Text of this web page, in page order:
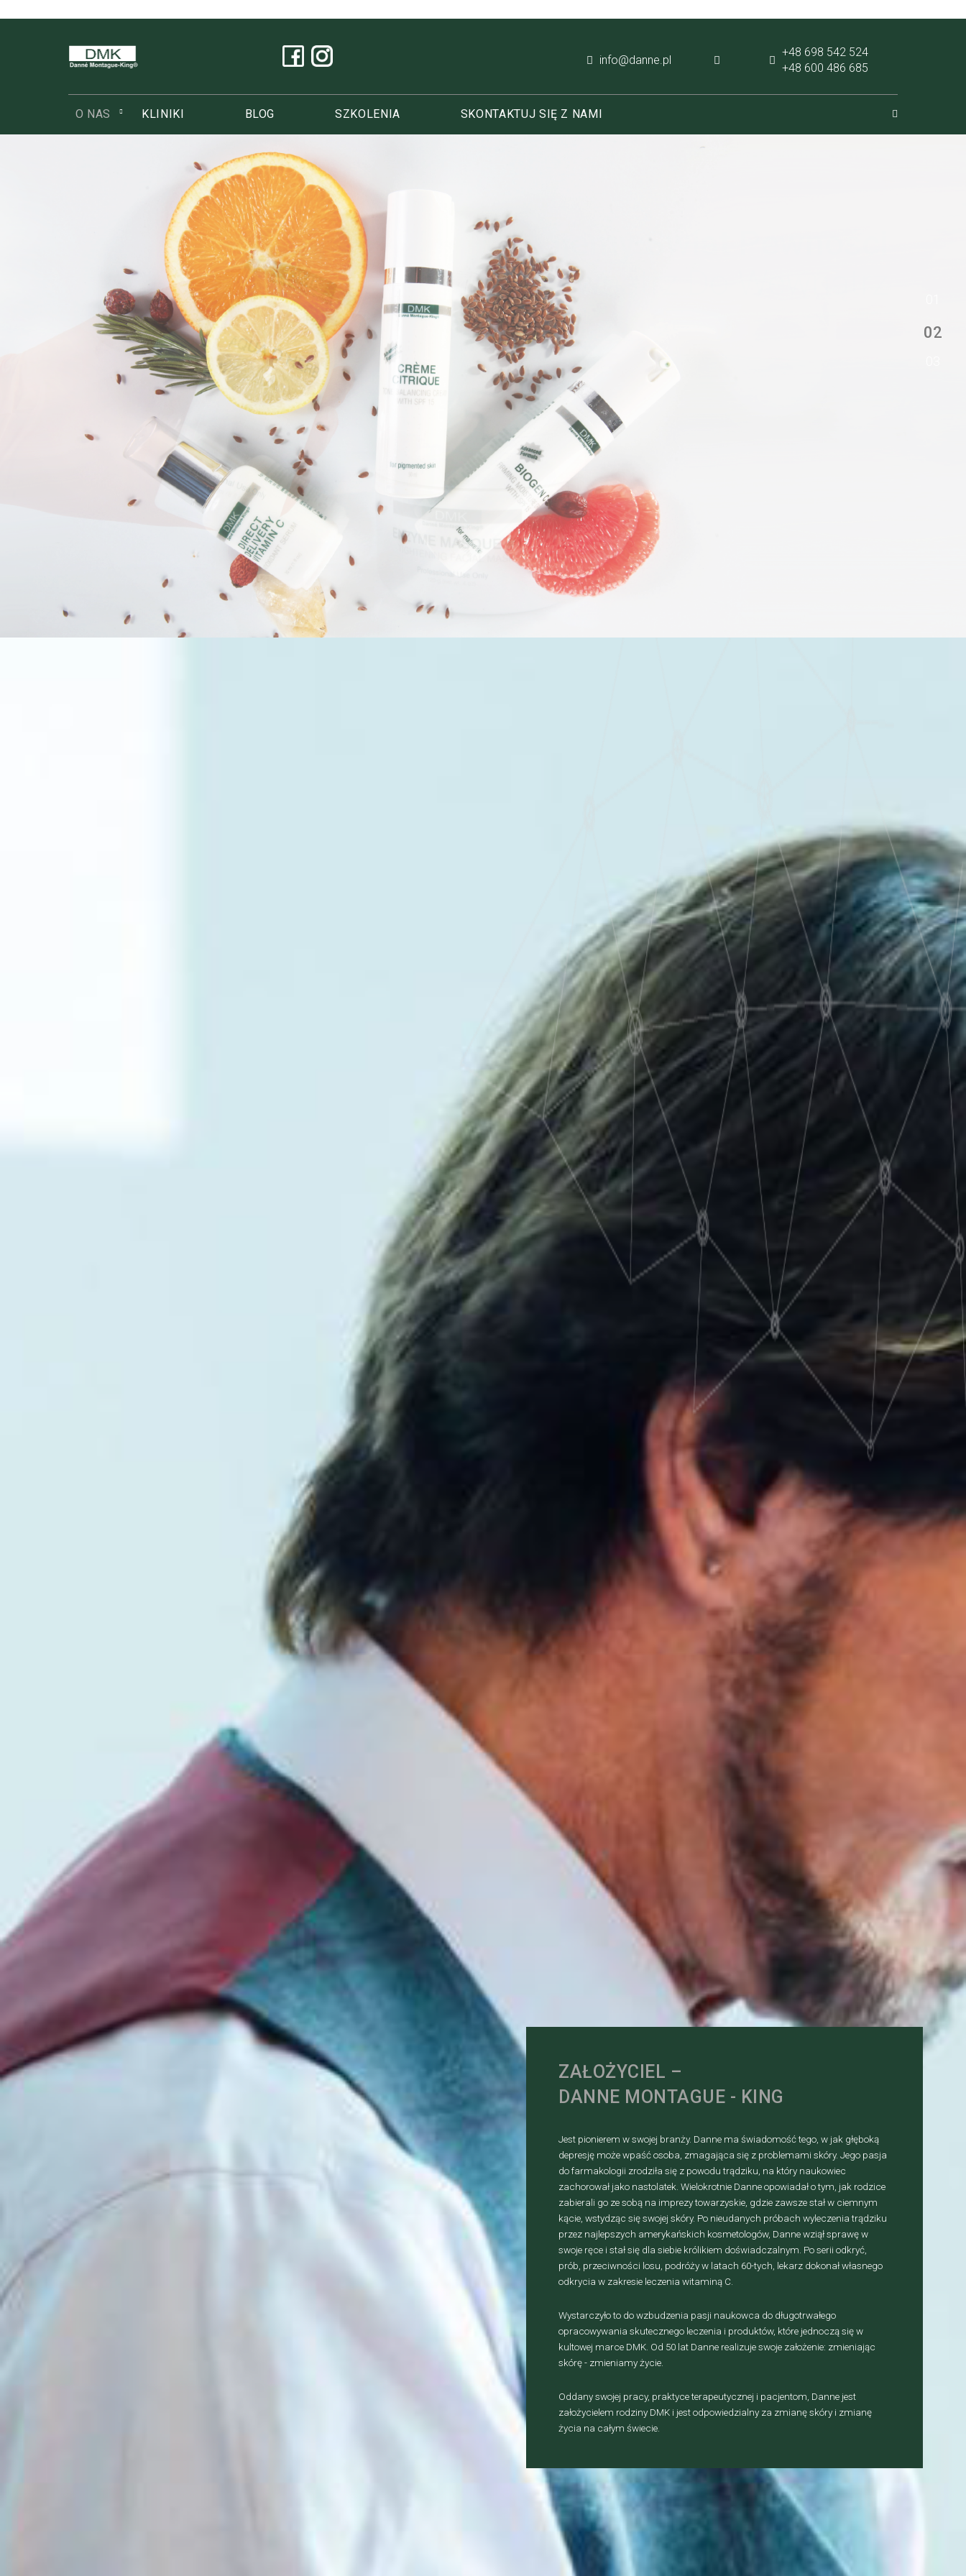
info@danne.pl
+48 698 542 524
+48 600 486 685
O NAS KLINIKI BLOG SZKOLENIA SKONTAKTUJ SIĘ Z NAMI
ZAŁOŻYCIEL –
DANNE MONTAGUE - KING
Jest pionierem w swojej branży. Danne ma świadomość tego, w jak głęboką
depresję może wpaść osoba, zmagająca się z problemami skóry. Jego pasja
do farmakologii zrodziła się z powodu trądziku, na który naukowiec
zachorował jako nastolatek. Wielokrotnie Danne opowiadał o tym, jak rodzice
zabierali go ze sobą na imprezy towarzyskie, gdzie zawsze stał w ciemnym
kącie, wstydząc się swojej skóry. Po nieudanych próbach wyleczenia trądziku
przez najlepszych amerykańskich kosmetologów, Danne wziął sprawę w
swoje ręce i stał się dla siebie królikiem doświadczalnym. Po serii odkryć,
prób, przeciwności losu, podróży w latach 60-tych, lekarz dokonał własnego
odkrycia w zakresie leczenia witaminą C.
Wystarczyło to do wzbudzenia pasji naukowca do długotrwałego
opracowywania skutecznego leczenia i produktów, które jednoczą się w
kultowej marce DMK. Od 50 lat Danne realizuje swoje założenie: zmieniając
skórę - zmieniamy życie.
Oddany swojej pracy, praktyce terapeutycznej i pacjentom, Danne jest
założycielem rodziny DMK i jest odpowiedzialny za zmianę skóry i zmianę
życia na całym świecie.